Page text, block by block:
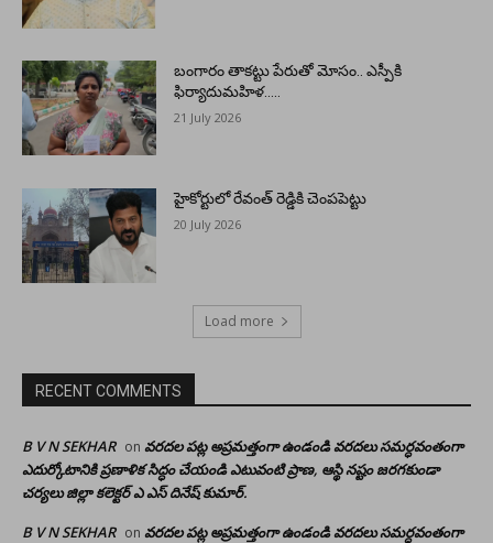
బంగారం తాకట్టు పేరుతో మోసం.. ఎస్పీకి
ఫిర్యాదుమహిళ…..
21 July 2026
హైకోర్టులో రేవంత్ రెడ్డికి చెంపపెట్టు
20 July 2026
Load more
RECENT COMMENTS
B V N SEKHAR on వరదల పట్ల అప్రమత్తంగా ఉండండి వరదలు సమర్ధవంతంగా
ఎదుర్కోటానికి ప్రణాళిక సిద్ధం చేయండి ఎటువంటి ప్రాణ, ఆస్థి నష్టం జరగకుండా
చర్యలు జిల్లా కలెక్టర్ ఎ ఎస్ దినేష్ కుమార్.
B V N SEKHAR on వరదల పట్ల అప్రమత్తంగా ఉండండి వరదలు సమర్ధవంతంగా